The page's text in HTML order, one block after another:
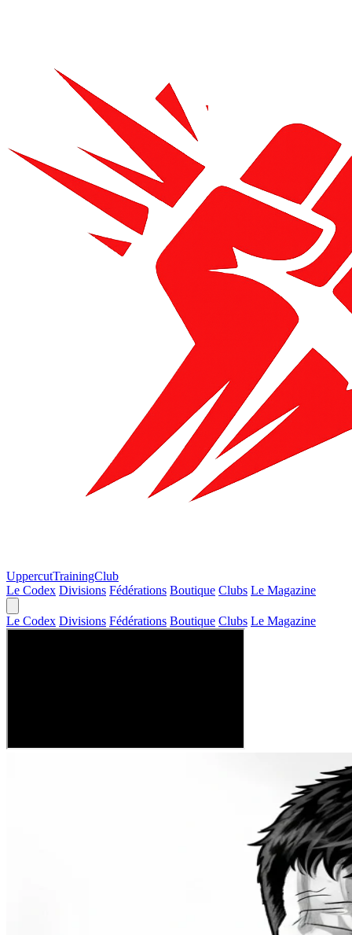
UppercutTrainingClub
Le Codex Divisions Fédérations Boutique Clubs Le Magazine
Le Codex Divisions Fédérations Boutique Clubs Le Magazine